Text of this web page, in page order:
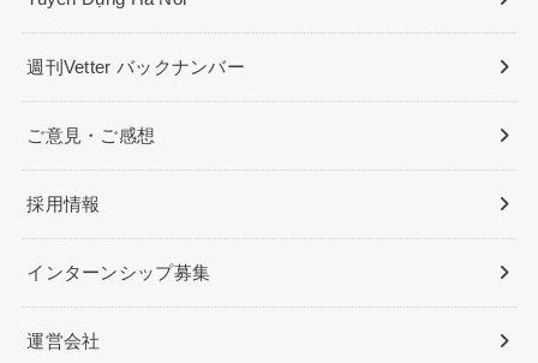
週刊Vetter バックナンバー
ご意見・ご感想
採用情報
インターンシップ募集
運営会社